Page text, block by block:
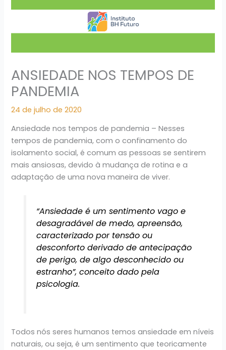
ANSIEDADE NOS TEMPOS DE
PANDEMIA
24 de julho de 2020
Ansiedade nos tempos de pandemia – Nesses
tempos de pandemia, com o confinamento do
isolamento social, é comum as pessoas se sentirem
mais ansiosas, devido à mudança de rotina e a
adaptação de uma nova maneira de viver.
“Ansiedade é um sentimento vago e
desagradável de medo, apreensão,
caracterizado por tensão ou
desconforto derivado de antecipação
de perigo, de algo desconhecido ou
estranho”, conceito dado pela
psicologia.
Todos nós seres humanos temos ansiedade em níveis
naturais, ou seja, é um sentimento que teoricamente